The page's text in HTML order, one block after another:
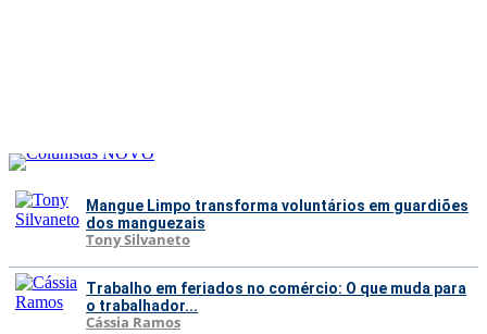
Mangue Limpo transforma voluntários em guardiões
dos manguezais
Tony Silvaneto
Trabalho em feriados no comércio: O que muda para
o trabalhador...
Cássia Ramos